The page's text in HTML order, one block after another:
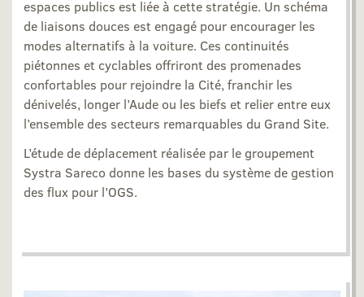
espaces publics est liée à cette stratégie. Un schéma
de liaisons douces est engagé pour encourager les
modes alternatifs à la voiture. Ces continuités
piétonnes et cyclables offriront des promenades
confortables pour rejoindre la Cité, franchir les
dénivelés, longer l’Aude ou les biefs et relier entre eux
l’ensemble des secteurs remarquables du Grand Site.
L’étude de déplacement réalisée par le groupement
Systra Sareco donne les bases du système de gestion
des flux pour l’OGS.